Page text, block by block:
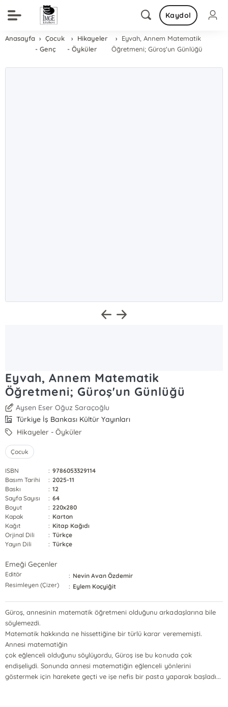
Kaydol
Anasayfa
Çocuk
- Genç
Hikayeler
- Öyküler
Eyvah, Annem Matematik
Öğretmeni; Güroş'un Günlüğü
Eyvah, Annem Matematik
Öğretmeni; Güroş'un Günlüğü
Aysen Eser Oğuz Saraçoğlu
Türkiye İş Bankası Kültür Yayınları
Hikayeler - Öyküler
Çocuk
ISBN : 9786053329114
Basım Tarihi
: 2025-11
Baskı
: 12
Sayfa Sayısı
: 64
Boyut
: 220x280
Kapak
: Karton
Kağıt
: Kitap Kağıdı
Orjinal Dili
: Türkçe
Yayın Dili
: Türkçe
Emeği Geçenler
Editör : Nevin Avan Özdemir
Resimleyen (Çizer)
: Eylem Koçyiğit
Güroş, annesinin matematik öğretmeni olduğunu arkadaşlarına bile
söylemezdi.
Matematik hakkında ne hissettiğine bir türlü karar verememişti.
Annesi matematiğin
çok eğlenceli olduğunu söylüyordu, Güroş ise bu konuda çok
endişeliydi. Sonunda annesi matematiğin eğlenceli yönlerini
göstermek için harekete geçti ve işe nefis bir pasta yaparak başladı...